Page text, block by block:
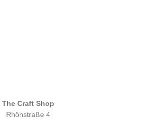
The Craft Shop
Rhönstraße 4